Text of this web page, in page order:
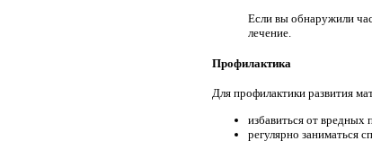
Если вы обнаружили
лечение.
Профилактика
Для профилактики развития
избавиться от вредных
регулярно заниматься